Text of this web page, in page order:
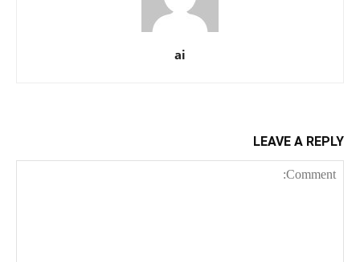
ai
LEAVE A REPLY